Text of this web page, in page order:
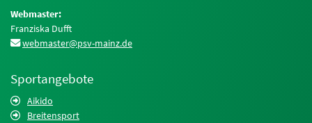
Webmaster:
Franziska Dufft
webmaster@psv-mainz.de
Sportangebote
Aikido
Breitensport